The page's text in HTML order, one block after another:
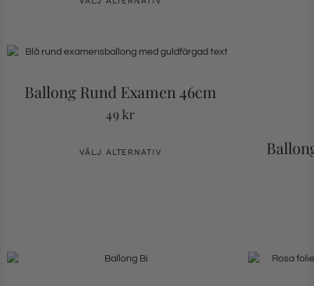
Ballong Rund Examen 46cm
49kr
VÄLJ ALTERNATIV